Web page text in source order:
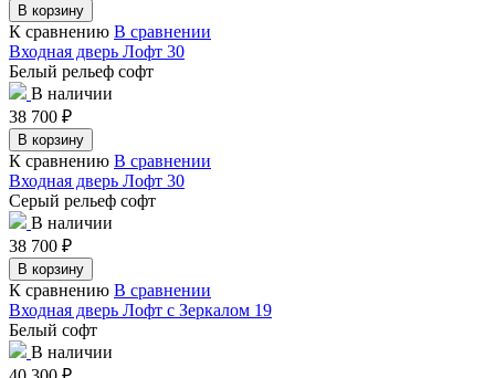
В корзину
К сравнению В сравнении
Входная дверь Лофт 30
Белый рельеф софт
В наличии
38 700 ₽
В корзину
К сравнению В сравнении
Входная дверь Лофт 30
Серый рельеф софт
В наличии
38 700 ₽
В корзину
К сравнению В сравнении
Входная дверь Лофт с Зеркалом 19
Белый софт
В наличии